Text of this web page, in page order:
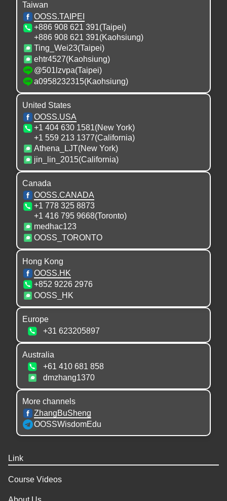
生死大事揭秘
第二十七讲（免费公开）
02:39:00
生死大事揭秘
第二十八讲
生死大事揭秘
第二十九讲
02:36:42
生死大事揭秘
第三十讲
02:32:35
生死大事揭秘
第三十一讲
02:41:29
生死大事揭秘
第三十二讲
02:36:33
生死大事揭秘
第三十三讲
02:44:41
生死大事揭秘
第三十四讲
02:28:24
生死大事揭秘
答疑会（一）
答疑会（二）
Taiwan
OOSS.TAIPEI
+886 908 621 391(Taipei)
+886 908 621 391(Kaohsiung)
Ting_Wei23(Taipei)
ehtr4527(Kaohsiung)
@501lzvpa(Taipei)
a0958232315(Kaohsiung)
United States
OOSS.USA
+1 404 630 1581(New York)
+1 559 213 1377(California)
Athena_LJT(New York)
jin_lin_2015(California)
Canada
OOSS.CANADA
+1 778 325 8873
+1 416 795 9668(Toronto)
medhac123
OOSS_TORONTO
Hong Kong
OOSS.HK
+852 9226 2976
OOSS_HK
Europe
+31 623205897
Australia
+61 410 681 858
dmzhang1370
More channels
ZhangBuSheng
OOSSWisdomEdu
Link
Course Videos